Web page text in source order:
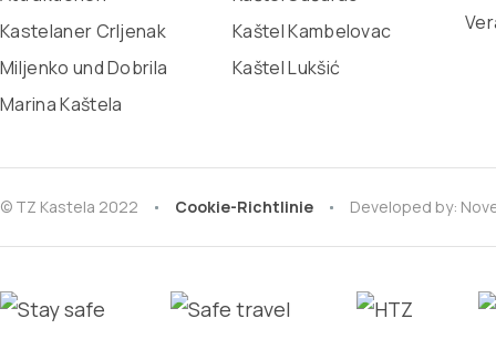
Kastelaner Crljenak
Miljenko und Dobrila
Marina Kaštela
Kaštel Kambelovac
Kaštel Lukšić
© TZ Kastela 2022 Cookie-Richtlinie Developed by: